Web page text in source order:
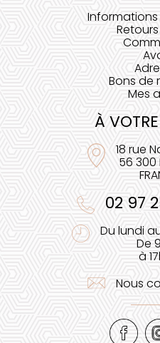
Bons de
Mes
À
18 rue
56
02 97
Du lundi
De
à
Nous